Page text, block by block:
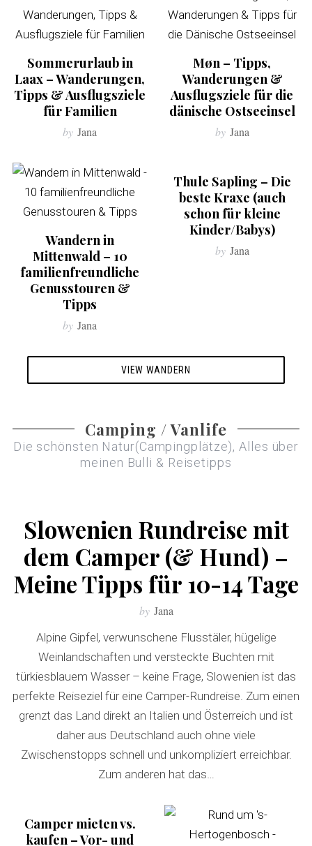
Sommerurlaub in
Laax – Wanderungen,
Tipps & Ausflugsziele
für Familien
by Jana
Møn – Tipps,
Wanderungen &
Ausflugsziele für die
dänische Ostseeinsel
by Jana
Wandern in
Mittenwald – 10
familienfreundliche
Genusstouren &
Tipps
by Jana
Thule Sapling – Die
beste Kraxe (auch
schon für kleine
Kinder/Babys)
by Jana
VIEW WANDERN
Camping / Vanlife
Die schönsten Natur(Campingplätze), Alles über
meinen Bulli & Reisetipps
Slowenien Rundreise mit
dem Camper (& Hund) –
Meine Tipps für 10-14 Tage
by Jana
Alpine Gipfel, verwunschene Flusstäler, hügelige
Weinlandschaften und versteckte Buchten mit
türkiesblauem Wasser – keine Frage, Slowenien ist das
perfekte Reiseziel für eine Camper-Rundreise. Zum einen
grenzt das Land direkt an Italien und Österreich und ist
daher aus Deutschland auch ohne viele
Zwischenstopps schnell und unkompliziert erreichbar.
Zum anderen hat das…
Camper mieten vs.
kaufen – Vor- und